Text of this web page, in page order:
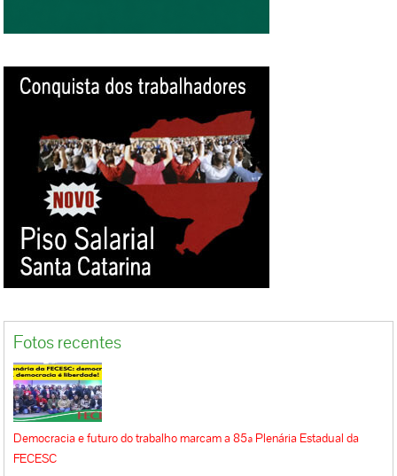
Fotos recentes
Democracia e futuro do trabalho marcam a 85ª Plenária Estadual da
FECESC